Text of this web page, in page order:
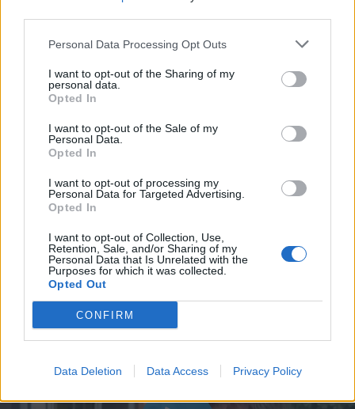
Personal Data Processing Opt Outs
I want to opt-out of the Sharing of my
personal data.
Opted In
I want to opt-out of the Sale of my
Personal Data.
Opted In
I want to opt-out of processing my
Personal Data for Targeted Advertising.
Opted In
I want to opt-out of Collection, Use,
Retention, Sale, and/or Sharing of my
Personal Data that Is Unrelated with the
Purposes for which it was collected.
Opted Out
CONFIRM
Data Deletion Data Access Privacy Policy